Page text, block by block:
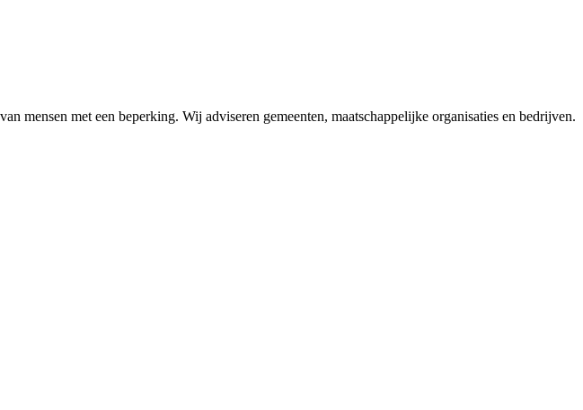
mensen met een beperking. Wij adviseren gemeenten, maatschappelijke organisaties en bedrijven.